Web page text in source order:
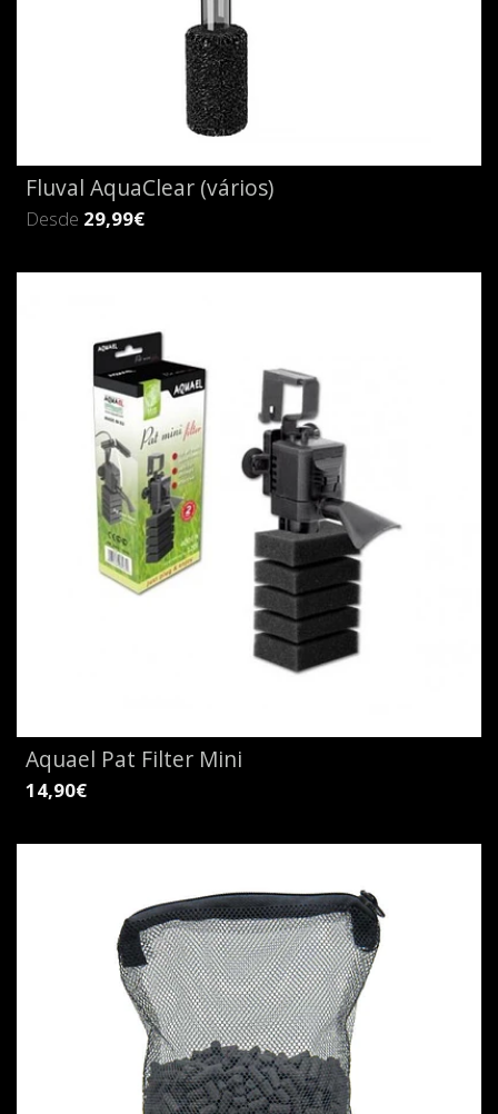
Fluval AquaClear (vários)
Desde 29,99€
Aquael Pat Filter Mini
14,90€